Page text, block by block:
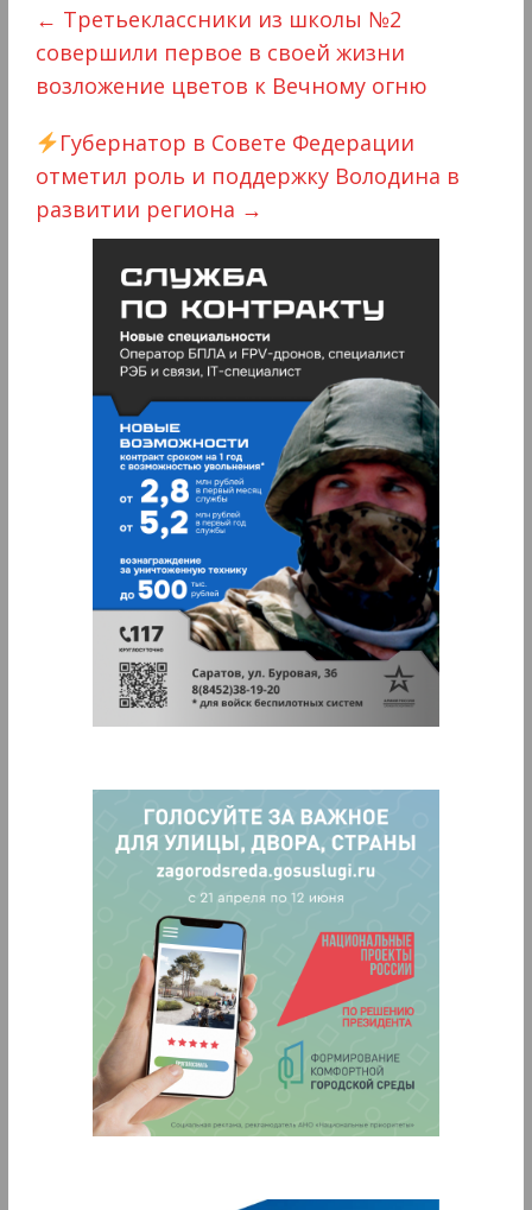
← Третьеклассники из школы №2
совершили первое в своей жизни
возложение цветов к Вечному огню
Губернатор в Совете Федерации
отметил роль и поддержку Володина в
развитии региона →